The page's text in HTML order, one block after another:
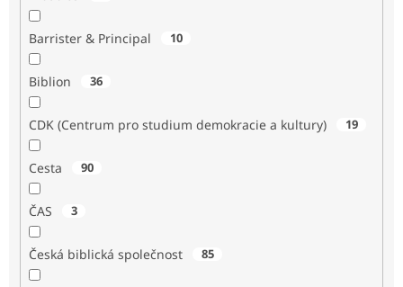
Barrister & Principal 10
Biblion 36
CDK (Centrum pro studium demokracie a kultury) 19
Cesta 90
ČAS 3
Česká biblická společnost 85